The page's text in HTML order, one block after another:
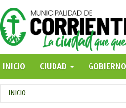
INICIO
CIUDAD GOBIERNO
Se
INICIO